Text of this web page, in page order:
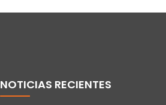
NOTICIAS RECIENTES